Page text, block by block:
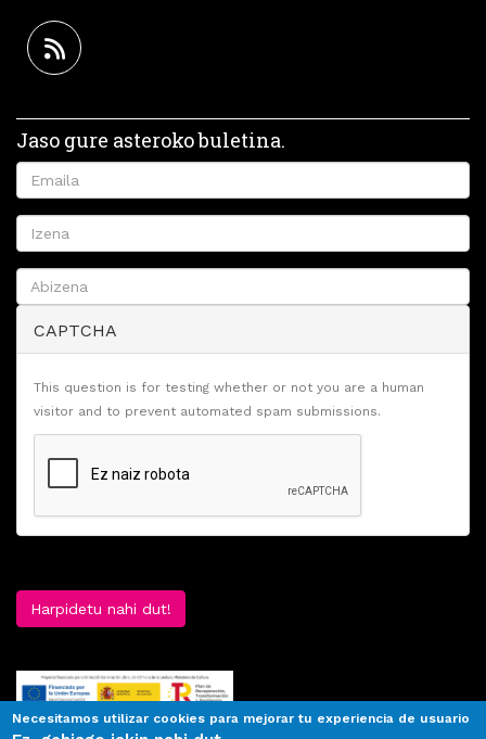
Jaso gure asteroko buletina.
CAPTCHA
This question is for testing whether or not you are a human
visitor and to prevent automated spam submissions.
Harpidetu nahi dut!
Necesitamos utilizar cookies para mejorar tu experiencia de usuario